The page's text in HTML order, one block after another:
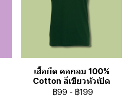
เสื้อยืด คอกลม 100%
Cotton สีเขียวหัวเป็ด
฿99 - ฿199